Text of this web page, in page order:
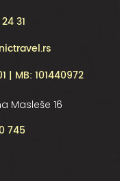
31
| MB: 101440972
Masleše 16
745